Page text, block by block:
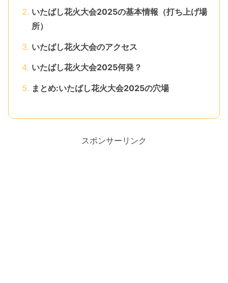
いたばし花火大会2025の基本情報（打ち上げ場
所）
いたばし花火大会のアクセス
いたばし花火大会2025何発？
まとめ:いたばし花火大会2025の穴場
スポンサーリンク